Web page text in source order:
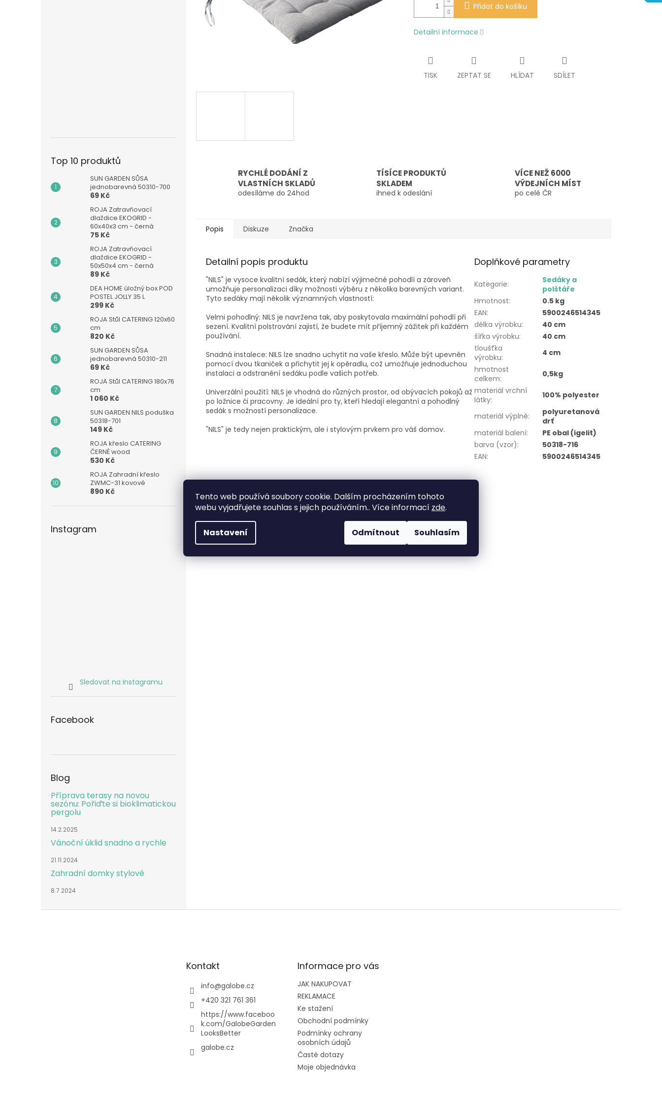
Tento web používá soubory cookie. Dalším procházením tohoto
webu vyjadřujete souhlas s jejich používáním.. Více informací zde.
Nastavení Odmítnout Souhlasím
Top 10 produktů
SUN GARDEN SŮSA
jednobarevná 50310-700
69 Kč
ROJA Zatravňovací
dlaždice EKOGRID -
60x40x3 cm - černá
75 Kč
ROJA Zatravňovací
dlaždice EKOGRID -
50x50x4 cm - černá
89 Kč
DEA HOME úložný box POD
POSTEL JOLLY 35 L
299 Kč
ROJA Stůl CATERING 120x60
cm
820 Kč
SUN GARDEN SŮSA
jednobarevná 50310-211
69 Kč
ROJA Stůl CATERING 180x76
cm
1 060 Kč
SUN GARDEN NILS poduška
50318-701
149 Kč
ROJA křeslo CATERING
ČERNÉ wood
530 Kč
ROJA Zahradní křeslo
ZWMC-31 kovové
890 Kč
Instagram
Sledovat na Instagramu
Facebook
Blog
Příprava terasy na novou
sezónu: Pořiďte si bioklimatickou
pergolu
14.2.2025
Vánoční úklid snadno a rychle
21.11.2024
Zahradní domky stylově
8.7.2024
Přidat do košíku
Detailní informace
TISK ZEPTAT SE HLÍDAT SDÍLET
RYCHLÉ DODÁNÍ Z
VLASTNÍCH SKLADŮ
odesíláme do 24hod
TÍSÍCE PRODUKTŮ
SKLADEM
ihned k odeslání
VÍCE NEŽ 6000
VÝDEJNÍCH MÍST
po celé ČR
Popis Diskuze Značka
Detailní popis produktu
"NILS" je vysoce kvalitní sedák, který nabízí výjimečné pohodlí a zároveň
umožňuje personalizaci díky možnosti výběru z několika barevných variant.
Tyto sedáky mají několik významných vlastností:
Velmi pohodlný: NILS je navržena tak, aby poskytovala maximální pohodlí při
sezení. Kvalitní polstrování zajistí, že budete mít příjemný zážitek při každém
používání.
Snadná instalece: NILS lze snadno uchytit na vaše křeslo. Může být upevněn
pomocí dvou tkaniček a přichytit jej k opěradlu, což umožňuje jednoduchou
instalaci a odstranění sedáku podle vašich potřeb.
Univerzální použití: NILS je vhodná do různých prostor, od obývacích pokojů až
po ložnice či pracovny. Je ideální pro ty, kteří hledají elegantní a pohodlný
sedák s možností personalizace.
"NILS" je tedy nejen praktickým, ale i stylovým prvkem pro váš domov.
Doplňkové parametry
Kategorie:
Sedáky a
polštáře
Hmotnost:
0.5 kg
EAN:
5900246514345
délka výrobku:
40 cm
šířka výrobku:
40 cm
tloušťka
výrobku:
4 cm
hmotnost
celkem:
0,5kg
materiál vrchní
látky: 100% polyester
materiál výplně:
polyuretanová
drť
materiál balení:
PE obal (igelit)
barva (vzor):
50318-716
EAN: 5900246514345
Kontakt
info@galobe.cz
+420 321 761 361
https://www.faceboo
k.com/GalobeGarden
LooksBetter
galobe.cz
Informace pro vás
JAK NAKUPOVAT
REKLAMACE
Ke stažení
Obchodní podmínky
Podmínky ochrany
osobních údajů
Časté dotazy
Moje objednávka